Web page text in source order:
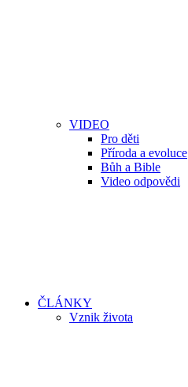
VIDEO
Pro děti
Příroda a evoluce
Bůh a Bible
Video odpovědi
ČLÁNKY
Vznik života